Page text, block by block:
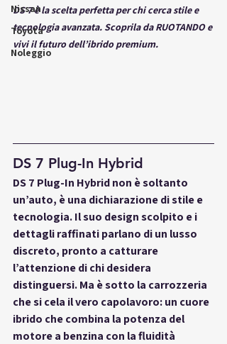
Nissan
Toyota
Noleggio
DS 7 è la scelta perfetta per chi cerca stile e
tecnologia avanzata. Scoprila da RUOTANDO e
vivi il futuro dell’ibrido premium.
DS 7 Plug-In Hybrid
DS 7 Plug-In Hybrid non è soltanto
un’auto, è una dichiarazione di stile e
tecnologia. Il suo design scolpito e i
dettagli raffinati parlano di un lusso
discreto, pronto a catturare
l’attenzione di chi desidera
distinguersi. Ma è sotto la carrozzeria
che si cela il vero capolavoro: un cuore
ibrido che combina la potenza del
motore a benzina con la fluidità